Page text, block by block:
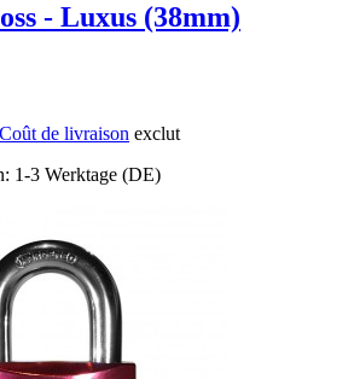
- Luxus (38mm)
Coût de livraison exclut
1-3 Werktage (DE)